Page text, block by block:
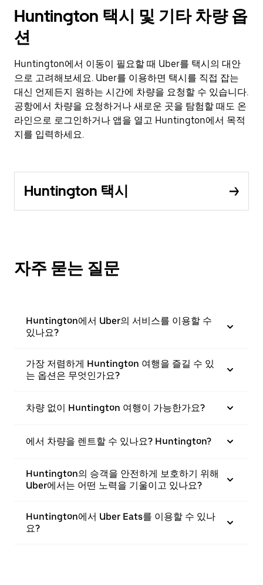
Huntington 택시 및 기타 차량 옵
션
Huntington에서 이동이 필요할 때 Uber를 택시의 대안
으로 고려해보세요. Uber를 이용하면 택시를 직접 잡는
대신 언제든지 원하는 시간에 차량을 요청할 수 있습니다.
공항에서 차량을 요청하거나 새로운 곳을 탐험할 때도 온
라인으로 로그인하거나 앱을 열고 Huntington에서 목적
지를 입력하세요.
Huntington 택시
자주 묻는 질문
Huntington에서 Uber의 서비스를 이용할 수
있나요?
가장 저렴하게 Huntington 여행을 즐길 수 있
는 옵션은 무엇인가요?
차량 없이 Huntington 여행이 가능한가요?
에서 차량을 렌트할 수 있나요? Huntington?
Huntington의 승객을 안전하게 보호하기 위해
Uber에서는 어떤 노력을 기울이고 있나요?
Huntington에서 Uber Eats를 이용할 수 있나
요?